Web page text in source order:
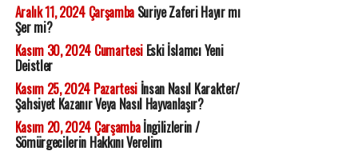
Aralık 11, 2024 ÇarşambaSuriye Zaferi Hayır mı
Şer mi?
Kasım 30, 2024 CumartesiEski İslamcı Yeni
Deistler
Kasım 25, 2024 Pazartesiİnsan Nasıl Karakter/
Şahsiyet Kazanır Veya Nasıl Hayvanlaşır?
Kasım 20, 2024 Çarşambaİngilizlerin /
Sömürgecilerin Hakkını Verelim